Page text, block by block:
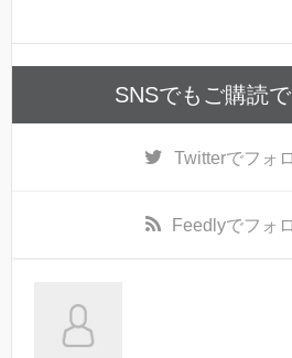
SNSでもご購読で
Twitterでフォ
Feedlyでフォ